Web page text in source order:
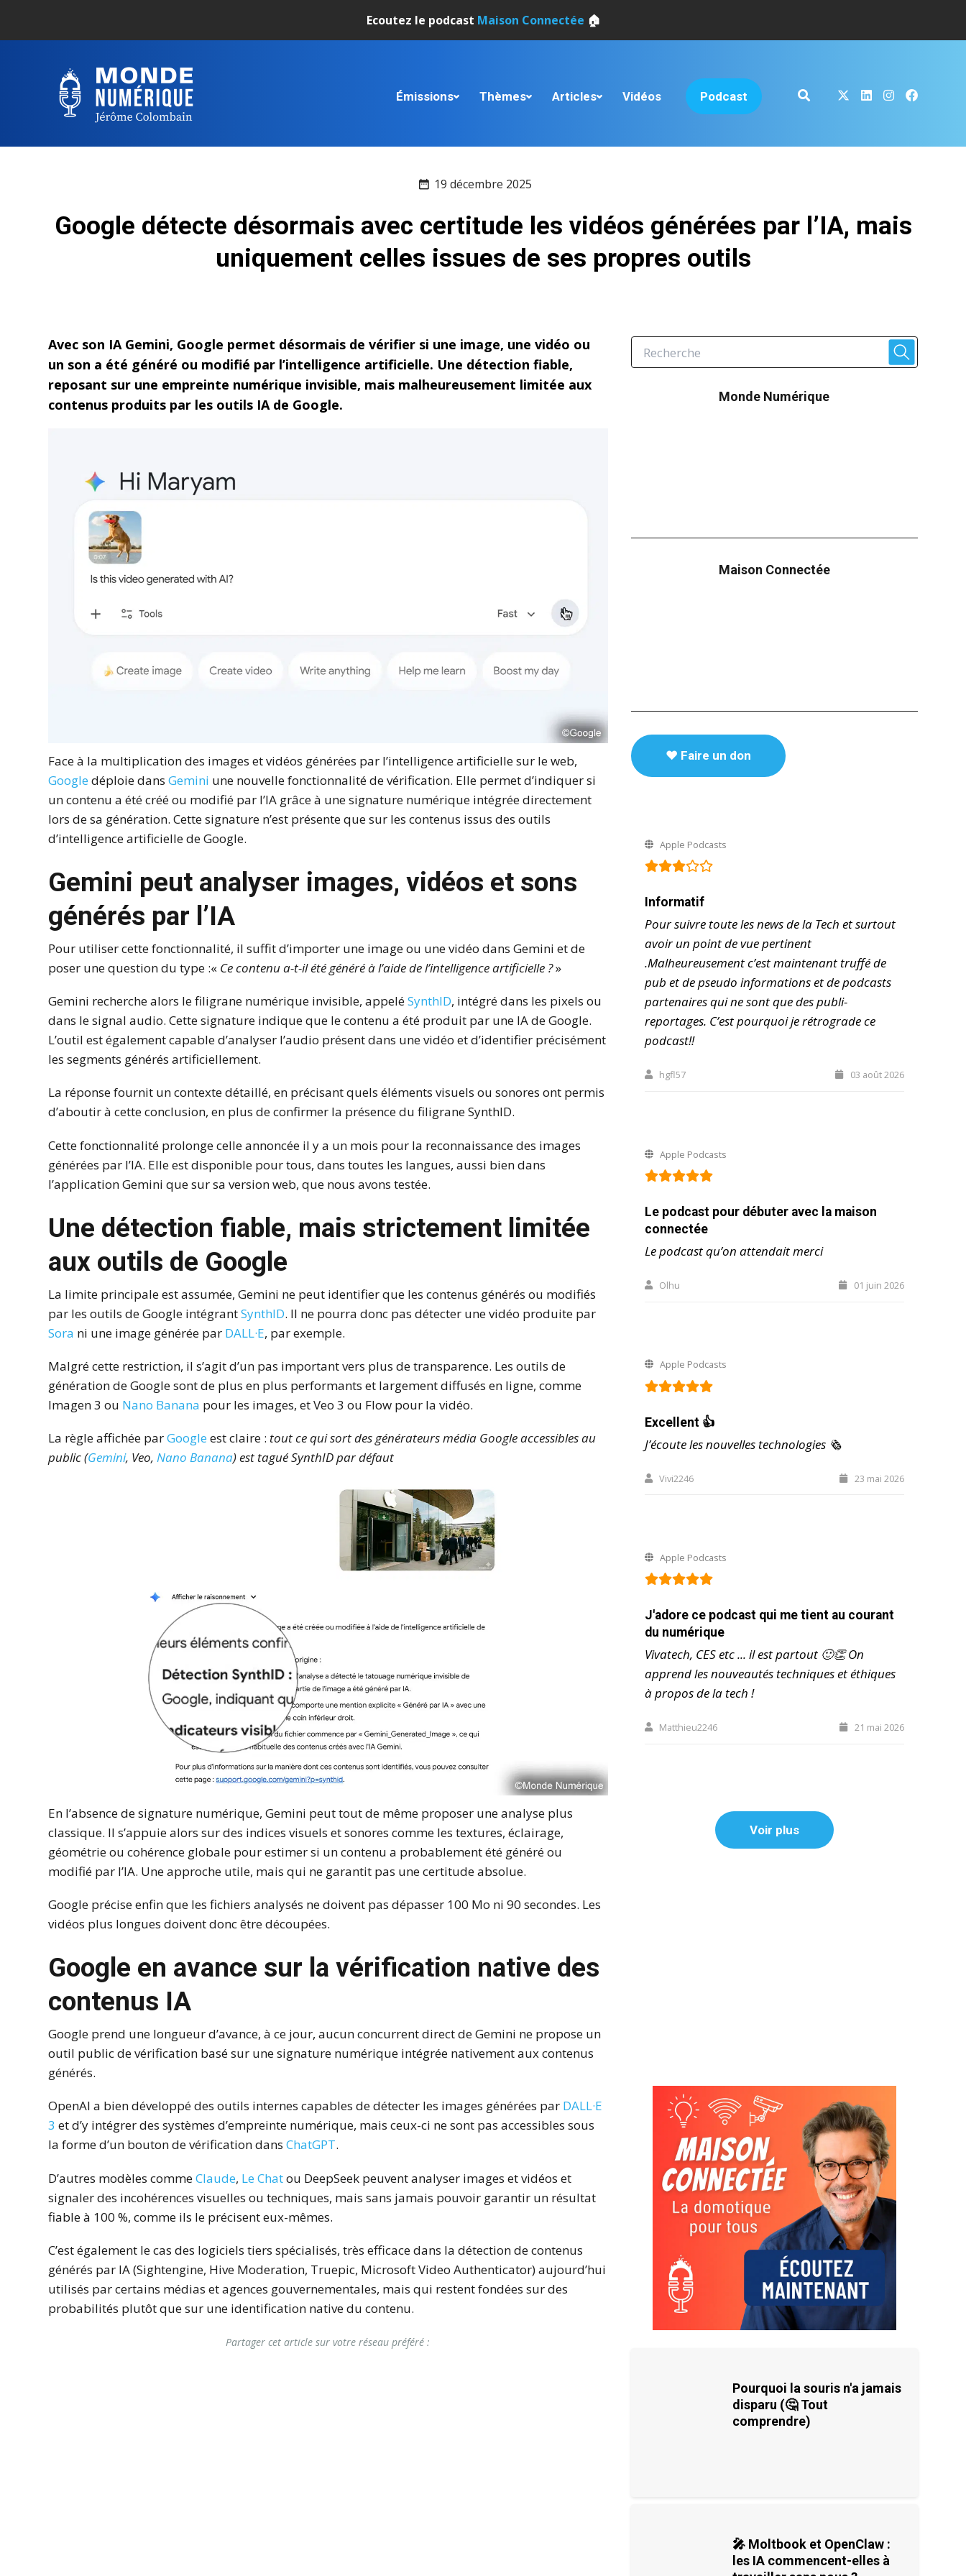
Ecoutez le podcast Maison Connectée 🏠
Émissions Thèmes Articles Vidéos Podcast
19 décembre 2025
Google détecte désormais avec certitude les vidéos générées par l’IA, mais
uniquement celles issues de ses propres outils
Avec son IA Gemini, Google permet désormais de vérifier si une image, une vidéo ou
un son a été généré ou modifié par l’intelligence artificielle. Une détection fiable,
reposant sur une empreinte numérique invisible, mais malheureusement limitée aux
contenus produits par les outils IA de Google.
Face à la multiplication des images et vidéos générées par l’intelligence artificielle sur le web,
Google déploie dansGemini une nouvelle fonctionnalité de vérification. Elle permet d’indiquer si
un contenu a été créé ou modifié par l’IA grâce à une signature numérique intégrée directement
lors de sa génération. Cette signature n’est présente que sur les contenus issus des outils
d’intelligence artificielle de Google.
Gemini peut analyser images, vidéos et sons
générés par l’IA
Pour utiliser cette fonctionnalité, il suffit d’importer une image ou une vidéo dans Gemini et de
poser une question du type :« Ce contenu a-t-il été généré à l’aide de l’intelligence artificielle ?»
Gemini recherche alors le filigrane numérique invisible, appeléSynthID, intégré dans les pixels ou
dans le signal audio. Cette signature indique que le contenu a été produit par une IA de Google.
L’outil est également capable d’analyser l’audio présent dans une vidéo et d’identifier précisément
les segments générés artificiellement.
La réponse fournit un contexte détaillé, en précisant quels éléments visuels ou sonores ont permis
d’aboutir à cette conclusion, en plus de confirmer la présence du filigrane SynthID.
Cette fonctionnalité prolonge celle annoncée il y a un mois pour la reconnaissance des images
générées par l’IA. Elle est disponible pour tous, dans toutes les langues, aussi bien dans
l’application Gemini que sur sa version web, que nous avons testée.
Une détection fiable, mais strictement limitée
aux outils de Google
La limite principale est assumée, Gemini ne peut identifier que les contenus générés ou modifiés
par les outils de Google intégrantSynthID. Il ne pourra donc pas détecter une vidéo produite par
Sora ni une image générée par DALL·E, par exemple.
Malgré cette restriction, il s’agit d’un pas important vers plus de transparence. Les outils de
génération de Google sont de plus en plus performants et largement diffusés en ligne, comme
Imagen 3 ou Nano Banana pour les images, et Veo 3 ou Flow pour la vidéo.
La règle affichée parGoogle est claire : tout ce qui sort des générateurs média Google accessibles au
public (Gemini, Veo,Nano Banana) est tagué SynthID par défaut
En l’absence de signature numérique, Gemini peut tout de même proposer une analyse plus
classique. Il s’appuie alors sur des indices visuels et sonores comme les textures, éclairage,
géométrie ou cohérence globale pour estimer si un contenu a probablement été généré ou
modifié par l’IA. Une approche utile, mais qui ne garantit pas une certitude absolue.
Google précise enfin que les fichiers analysés ne doivent pas dépasser 100 Mo ni 90 secondes. Les
vidéos plus longues doivent donc être découpées.
Google en avance sur la vérification native des
contenus IA
Google prend une longueur d’avance, à ce jour, aucun concurrent direct de Gemini ne propose un
outil public de vérification basé sur une signature numérique intégrée nativement aux contenus
générés.
OpenAI a bien développé des outils internes capables de détecter les images générées par DALL·E
3 et d’y intégrer des systèmes d’empreinte numérique, mais ceux-ci ne sont pas accessibles sous
la forme d’un bouton de vérification dansChatGPT.
D’autres modèles commeClaude, Le Chatou DeepSeek peuvent analyser images et vidéos et
signaler des incohérences visuelles ou techniques, mais sans jamais pouvoir garantir un résultat
fiable à 100 %, comme ils le précisent eux-mêmes.
C’est également le cas des logiciels tiers spécialisés, très efficace dans la détection de contenus
générés par IA (Sightengine, Hive Moderation, Truepic, Microsoft Video Authenticator) aujourd’hui
utilisés par certains médias et agences gouvernementales, mais qui restent fondées sur des
probabilités plutôt que sur une identification native du contenu.
Partager cet article sur votre réseau préféré :
Monde Numérique
Maison Connectée
♥️ Faire un don
Apple Podcasts
Informatif
Pour suivre toute les news de la Tech et surtout
avoir un point de vue pertinent
.Malheureusement c’est maintenant truffé de
pub et de pseudo informations et de podcasts
partenaires qui ne sont que des publi-
reportages. C’est pourquoi je rétrograde ce
podcast!!
hgfl57 03 août 2026
Apple Podcasts
Le podcast pour débuter avec la maison
connectée
Le podcast qu’on attendait merci
Olhu 01 juin 2026
Apple Podcasts
Excellent 👍
J’écoute les nouvelles technologies 🗞️
Vivi2246 23 mai 2026
Apple Podcasts
J'adore ce podcast qui me tient au courant
du numérique
Vivatech, CES etc ... il est partout 🙂👏 On
apprend les nouveautés techniques et éthiques
à propos de la tech !
Matthieu2246 21 mai 2026
Voir plus
Pourquoi la souris n'a jamais
disparu (🤔 Tout
comprendre)
🎤 Moltbook et OpenClaw :
les IA commencent-elles à